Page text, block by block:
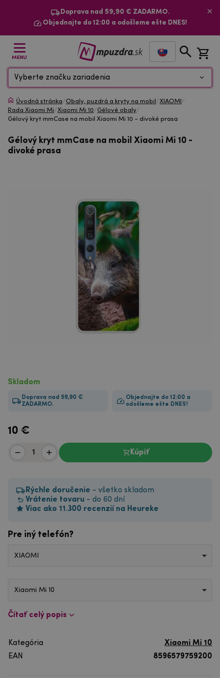
Doprava nad 59,90 € ZADARMO.
Objednajte do 12:00 a odošleme ešte DNES!
MENU
Vyberte značku zariadenia
Úvodná stránka/Obaly, puzdrá a kryty na mobil /XIAOMI /
Rada Xiaomi Mi/Xiaomi Mi 10/Gélové obaly/
Gélový kryt mmCase na mobil Xiaomi Mi 10 - divoké prasa
Gélový kryt mmCase na mobil Xiaomi Mi 10 -
divoké prasa
Skladom
Doprava nad 59,90 €
ZADARMO.
Objednajte do 12:00 a
odošleme ešte DNES!
10 €
Kúpiť
Rýchle doručenie - všetko skladom
Vrátenie tovaru - do 60 dní
Viac ako 11.300 recenzií na Heureke
Pre iný telefón?
XIAOMI
Xiaomi Mi 10
Čítať celý popis
Kategória
Xiaomi Mi 10
EAN
8596579759200